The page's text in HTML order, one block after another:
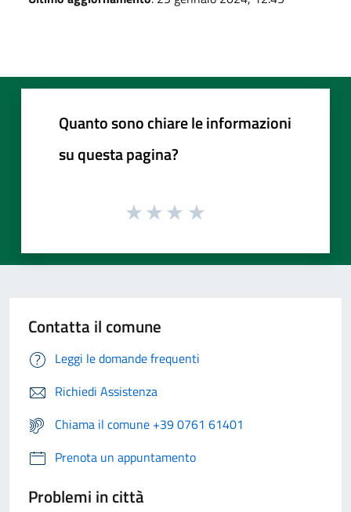
Quanto sono chiare le informazioni
su questa pagina?
Contatta il comune
Leggi le domande frequenti
Richiedi Assistenza
Chiama il comune +39 0761 61401
Prenota un appuntamento
Problemi in città